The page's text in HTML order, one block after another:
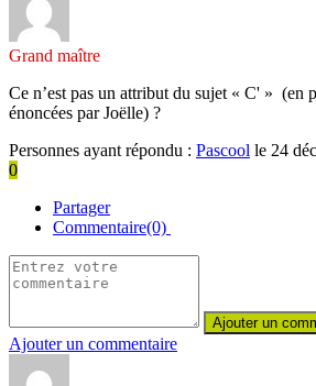
Grand maître
Ce n’est pas un attribut du sujet « C' » (en
énoncées par Joëlle) ?
Personnes ayant répondu : Pascool le 24
0
Partager
Commentaire(0)
Ajouter un commentaire